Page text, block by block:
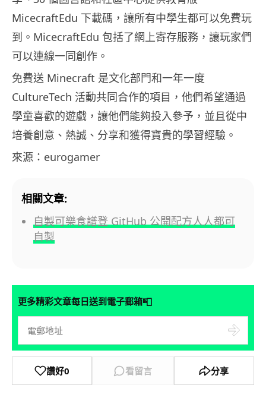
MicecraftEdu 下載碼，讓所有中學生都可以免費玩
到。MicecraftEdu 包括了網上寄存服務，讓玩家們
可以連線一同創作。
免費送 Minecraft 是文化部門和一年一度
CultureTech 活動共同合作的項目，他們希望通過
學童喜歡的遊戲，讓他們能夠投入參予，並且從中
培養創意、熱誠、分享和獲得寶貴的學習經驗。
來源：eurogamer
相關文章:
自製可樂食譜登 GitHub 公開配方人人都可
自製
更多精彩文章每日送到電子郵箱📮
讚好0 看留言 分享